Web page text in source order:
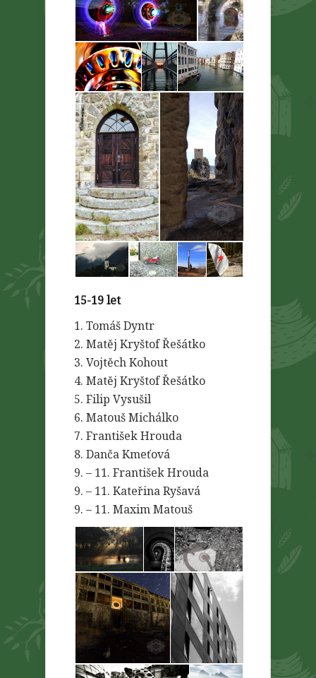
15-19 let
1. Tomáš Dyntr
2. Matěj Kryštof Řešátko
3. Vojtěch Kohout
4. Matěj Kryštof Řešátko
5. Filip Vysušil
6. Matouš Michálko
7. František Hrouda
8. Danča Kmeťová
9. – 11. František Hrouda
9. – 11. Kateřina Ryšavá
9. – 11. Maxim Matouš